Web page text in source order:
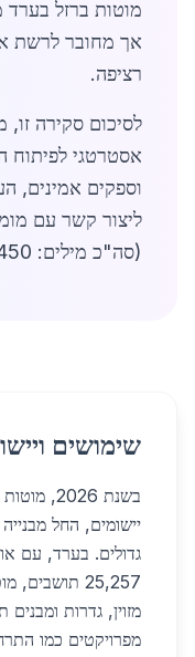
אך מחובר לרשת
רציפה.
לסיכום סקירה
אסטרטגי לפיתוח
וספקים אמינים,
ליצור קשר עם
(סה"כ מילים: 1,450)
שימושים
בשנת
יישומים, החל
גדולים. בערד, עם
25,257
מזוין, גדרות
מפרויקטים כמו